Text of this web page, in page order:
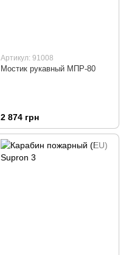
Артикул: 91008
Мостик рукавный МПР-80
2 874 грн